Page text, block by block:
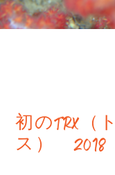
初のTRX（
ス） 2018